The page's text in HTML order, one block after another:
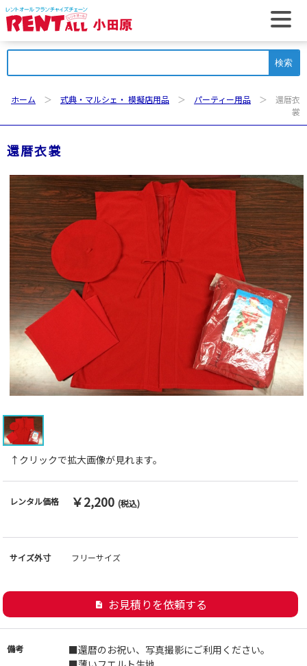
索:
ホーム ＞ 式典・マルシェ・ 模擬店用品 ＞ パーティー用品 ＞ 還暦衣
裳
還暦衣裳
↑クリックで拡大画像が見れます。
レンタル価格 ￥2,200 (税込)
サイズ外寸 フリーサイズ
description お見積りを依頼する
備考
■還暦のお祝い、写真撮影にご利用ください。
t